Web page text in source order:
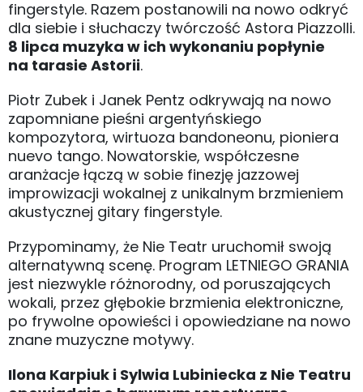
fingerstyle. Razem postanowili na nowo odkryć
dla siebie i słuchaczy twórczość Astora Piazzolli.
8 lipca muzyka w ich wykonaniu popłynie
na tarasie Astorii.
Piotr Zubek i Janek Pentz odkrywają na nowo
zapomniane pieśni argentyńskiego
kompozytora, wirtuoza bandoneonu, pioniera
nuevo tango. Nowatorskie, współczesne
aranżacje łączą w sobie finezję jazzowej
improwizacji wokalnej z unikalnym brzmieniem
akustycznej gitary fingerstyle.
Przypominamy, że Nie Teatr uruchomił swoją
alternatywną scenę. Program LETNIEGO GRANIA
jest niezwykle różnorodny, od poruszających
wokali, przez głębokie brzmienia elektroniczne,
po frywolne opowieści i opowiedziane na nowo
znane muzyczne motywy.
Ilona Karpiuk i Sylwia Lubiniecka z Nie Teatru